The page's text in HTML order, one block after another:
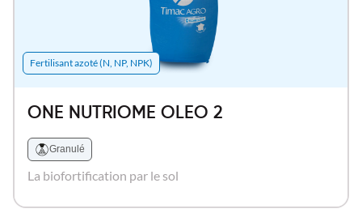
Fertilisant azoté (N, NP, NPK)
ONE NUTRIOME OLEO 2
Granulé
La biofortification par le sol